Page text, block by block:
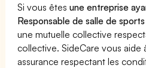
Si vous êtesune entreprise
Responsable de salle de sports
une mutuelle collective
collective. SideCare vous aide
assurance respectant les